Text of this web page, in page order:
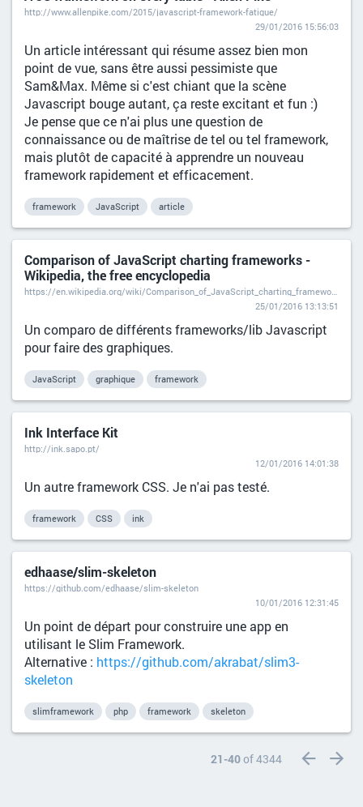
http://www.allenpike.com/2015/javascript-framework-fatigue/
29/01/2016 15:56:03
Un article intéressant qui résume assez bien mon
point de vue, sans être aussi pessimiste que
Sam&Max. Même si c'est chiant que la scène
Javascript bouge autant, ça reste excitant et fun :)
Je pense que ce n'ai plus une question de
connaissance ou de maîtrise de tel ou tel framework,
mais plutôt de capacité à apprendre un nouveau
framework rapidement et efficacement.
framework JavaScript article
Comparison of JavaScript charting frameworks -
Wikipedia, the free encyclopedia
https://en.wikipedia.org/wiki/Comparison_of_JavaScript_charting_frameworks
25/01/2016 13:13:51
Un comparo de différents frameworks/lib Javascript
pour faire des graphiques.
JavaScript graphique framework
Ink Interface Kit
http://ink.sapo.pt/
12/01/2016 14:01:38
Un autre framework CSS. Je n'ai pas testé.
framework CSS ink
edhaase/slim-skeleton
https://github.com/edhaase/slim-skeleton
10/01/2016 12:31:45
Un point de départ pour construire une app en
utilisant le Slim Framework.
Alternative : https://github.com/akrabat/slim3-
skeleton
slimframework php framework skeleton
21-40of 4344